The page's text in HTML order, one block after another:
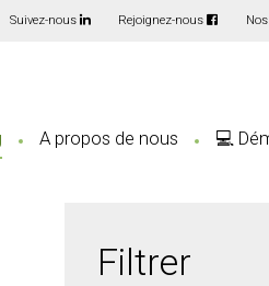
Suivez-nous Rejoignez-nous
A propos de nous 💻
Filtrer